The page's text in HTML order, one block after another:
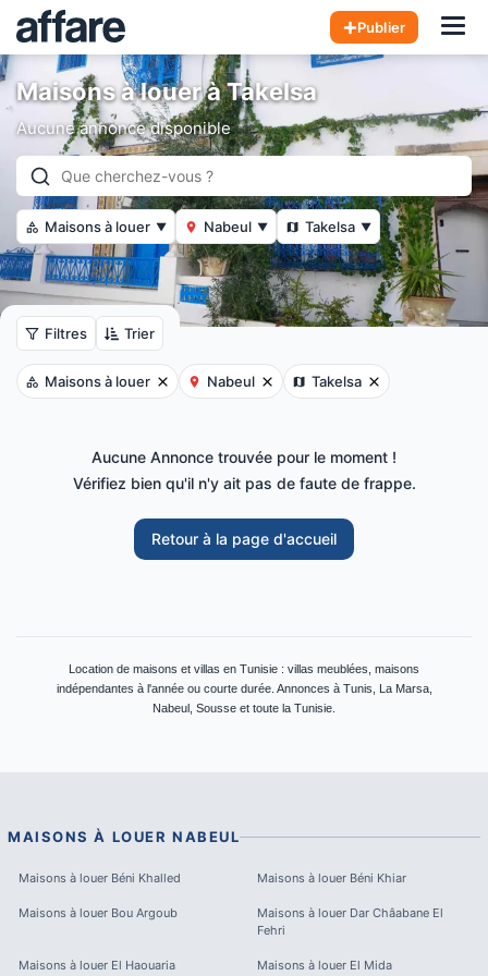
Publier
Maisons à louer à Takelsa
Aucune annonce disponible
Maisons à louer ▼ Nabeul ▼ Takelsa ▼
Filtres Trier
Maisons à louer Nabeul Takelsa
Aucune Annonce trouvée pour le moment !
Vérifiez bien qu'il n'y ait pas de faute de frappe.
Retour à la page d'accueil
Location de maisons et villas en Tunisie : villas meublées, maisons
indépendantes à l'année ou courte durée. Annonces à Tunis, La Marsa,
Nabeul, Sousse et toute la Tunisie.
MAISONS À LOUER NABEUL
Maisons à louer Béni Khalled Maisons à louer Béni Khiar
Maisons à louer Bou Argoub Maisons à louer Dar Châabane El
Fehri
Maisons à louer El Haouaria Maisons à louer El Mida